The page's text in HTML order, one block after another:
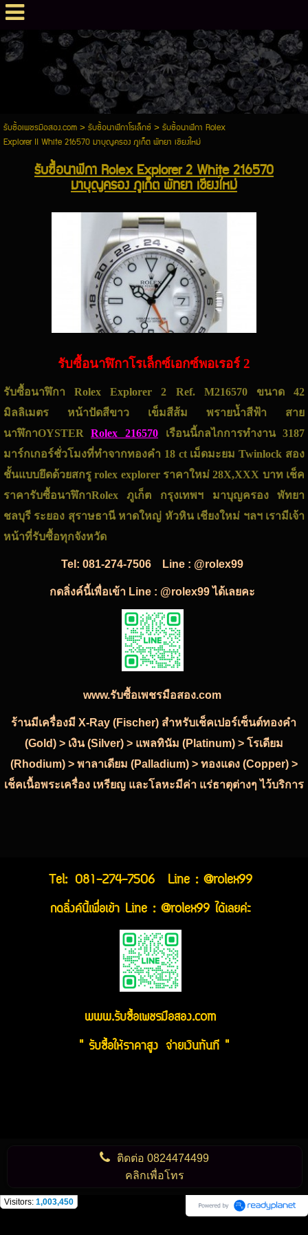
รับซื้อเพชรมือสอง.com> รับซื้อนาฬิกาโรเล็กซ์> รับซื้อนาฬิกา Rolex
Explorer II White 216570 มาบุญครอง ภูเก็ต พัทยา เชียงใหม่
รับซื้อนาฬิกา Rolex Explorer 2 White 216570
มาบุญครอง ภูเก็ต พัทยา เชียงใหม่
รับซื้อนาฬิกาโรเล็กซ์เอกซ์พอเรอร์ 2
รับซื้อนาฬิกา Rolex Explorer 2 Ref. M216570 ขนาด 42
มิลลิเมตร หน้าปัดสีขาว เข็มสีส้ม พรายน้ำสีฟ้า สาย
นาฬิกาOYSTERRolex 216570 เรือนนี้กลไกการทำงาน 3187
มาร์กเกอร์ชั่วโมงที่ทำจากทองคำ 18 ct เม็ดมะยม Twinlock สอง
ชั้นแบบยึดด้วยสกรู rolex explorer ราคาใหม่ 28X,XXX บาท เช็ค
ราคารับซื้อนาฬิกาRolex ภูเก็ต กรุงเทพฯ มาบุญครอง พัทยา
ชลบุรี ระยอง สุราษธานี หาดใหญ่ หัวหิน เชียงใหม่ ฯลฯ เรามีเจ้า
หน้าที่รับซื้อทุกจังหวัด
Tel:081-274-7506 Line : @rolex99
กดลิ่งค์นี้เพื่อเข้า Line : @rolex99 ได้เลยคะ
www.รับซื้อเพชรมือสอง.com
ร้านมีเครื่องมี X-Ray (Fischer) สำหรับเช็คเปอร์เซ็นต์ทองคำ
(Gold) > เงิน (Silver) > แพลทินัม (Platinum) > โรเดียม
(Rhodium) > พาลาเดียม (Palladium) > ทองแดง (Copper) >
เช็คเนื้อพระเครื่อง เหรียญ และโลหะมีค่า แร่ธาตุต่างๆ ไว้บริการ
Tel: 081-274-7506
Line : @rolex99
กดลิ่งค์นี้เพื่อเข้า Line : @rolex99 ได้เลยค่ะ
www.รับซื้อเพชรมือสอง.com
" รับซื้อให้ราคาสูง จ่ายเงินทันที "
ติดต่อ0824474499
คลิกเพื่อโทร
Visitors: 1,003,450